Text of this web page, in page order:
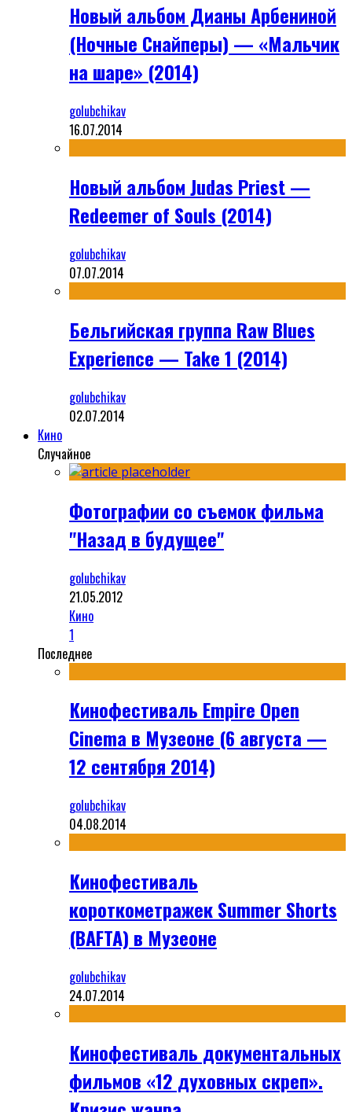
Новый альбом Дианы Арбениной
(Ночные Снайперы) — «Мальчик
на шаре» (2014)
golubchikav
16.07.2014
Новый альбом Judas Priest —
Redeemer of Souls (2014)
golubchikav
07.07.2014
Бельгийская группа Raw Blues
Experience — Take 1 (2014)
golubchikav
02.07.2014
Кино
Случайное
Фотографии со съемок фильма
"Назад в будущее"
golubchikav
21.05.2012
Кино
1
Последнее
Кинофестиваль Empire Open
Cinema в Музеоне (6 августа —
12 сентября 2014)
golubchikav
04.08.2014
Кинофестиваль
короткометражек Summer Shorts
(BAFTA) в Музеоне
golubchikav
24.07.2014
Кинофестиваль документальных
фильмов «12 духовных скреп».